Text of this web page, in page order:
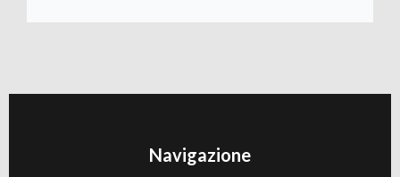
Navigazione